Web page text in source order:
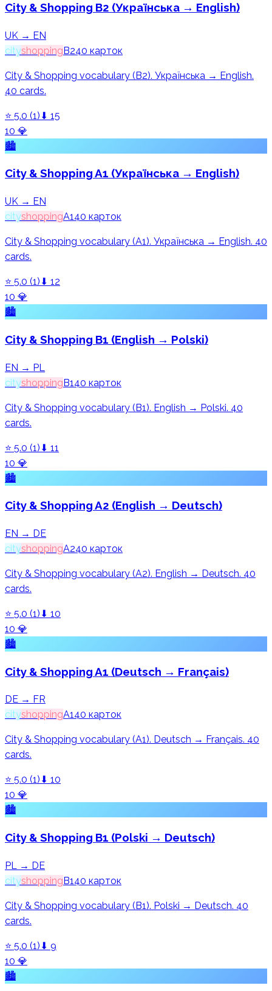
City & Shopping B2 (Українська → English)
UK → EN
cityshoppingB240 карток
City & Shopping vocabulary (B2). Українська → English.
40 cards.
⭐ 5.0 (1 ) ⬇ 15
10 💎
🏙️
City & Shopping A1 (Українська → English)
UK → EN
cityshoppingA140 карток
City & Shopping vocabulary (A1). Українська → English. 40
cards.
⭐ 5.0 (1) ⬇ 12
10 💎
🏙️
City & Shopping B1 (English → Polski)
EN → PL
cityshoppingB1 40 карток
City & Shopping vocabulary (B1). English → Polski. 40
cards.
⭐ 5.0 (1 ) ⬇ 11
10 💎
🏙️
City & Shopping A2 (English → Deutsch)
EN → DE
cityshoppingA240 карток
City & Shopping vocabulary (A2). English → Deutsch. 40
cards.
⭐ 5.0 (1) ⬇ 10
10 💎
🏙️
City & Shopping A1 (Deutsch → Français)
DE → FR
cityshoppingA140 карток
City & Shopping vocabulary (A1). Deutsch → Français. 40
cards.
⭐ 5.0 (1) ⬇ 10
10 💎
🏙️
City & Shopping B1 (Polski → Deutsch)
PL → DE
cityshoppingB140 карток
City & Shopping vocabulary (B1). Polski → Deutsch. 40
cards.
⭐ 5.0 (1) ⬇ 9
10 💎
🏙️